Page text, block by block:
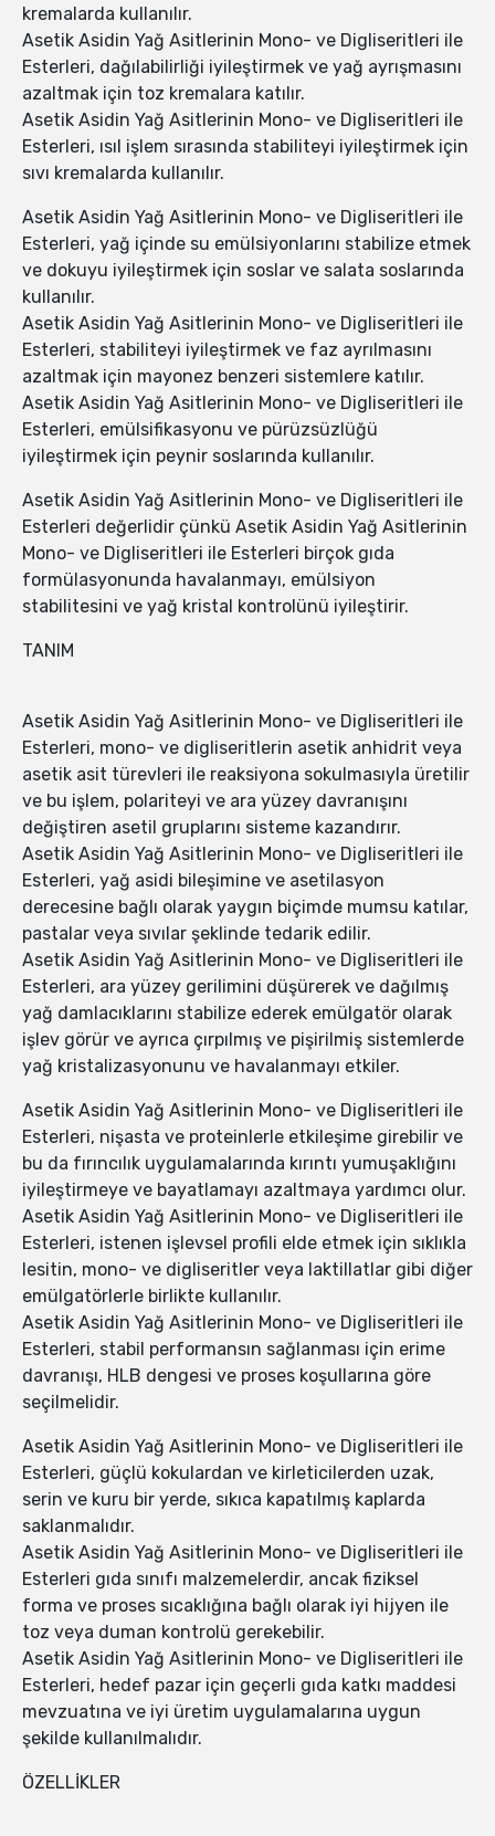
kremalarda kullanılır.
Asetik Asidin Yağ Asitlerinin Mono- ve Digliseritleri ile
Esterleri, dağılabilirliği iyileştirmek ve yağ ayrışmasını
azaltmak için toz kremalara katılır.
Asetik Asidin Yağ Asitlerinin Mono- ve Digliseritleri ile
Esterleri, ısıl işlem sırasında stabiliteyi iyileştirmek için
sıvı kremalarda kullanılır.
Asetik Asidin Yağ Asitlerinin Mono- ve Digliseritleri ile
Esterleri, yağ içinde su emülsiyonlarını stabilize etmek
ve dokuyu iyileştirmek için soslar ve salata soslarında
kullanılır.
Asetik Asidin Yağ Asitlerinin Mono- ve Digliseritleri ile
Esterleri, stabiliteyi iyileştirmek ve faz ayrılmasını
azaltmak için mayonez benzeri sistemlere katılır.
Asetik Asidin Yağ Asitlerinin Mono- ve Digliseritleri ile
Esterleri, emülsifikasyonu ve pürüzsüzlüğü
iyileştirmek için peynir soslarında kullanılır.
Asetik Asidin Yağ Asitlerinin Mono- ve Digliseritleri ile
Esterleri değerlidir çünkü Asetik Asidin Yağ Asitlerinin
Mono- ve Digliseritleri ile Esterleri birçok gıda
formülasyonunda havalanmayı, emülsiyon
stabilitesini ve yağ kristal kontrolünü iyileştirir.
TANIM
Asetik Asidin Yağ Asitlerinin Mono- ve Digliseritleri ile
Esterleri, mono- ve digliseritlerin asetik anhidrit veya
asetik asit türevleri ile reaksiyona sokulmasıyla üretilir
ve bu işlem, polariteyi ve ara yüzey davranışını
değiştiren asetil gruplarını sisteme kazandırır.
Asetik Asidin Yağ Asitlerinin Mono- ve Digliseritleri ile
Esterleri, yağ asidi bileşimine ve asetilasyon
derecesine bağlı olarak yaygın biçimde mumsu katılar,
pastalar veya sıvılar şeklinde tedarik edilir.
Asetik Asidin Yağ Asitlerinin Mono- ve Digliseritleri ile
Esterleri, ara yüzey gerilimini düşürerek ve dağılmış
yağ damlacıklarını stabilize ederek emülgatör olarak
işlev görür ve ayrıca çırpılmış ve pişirilmiş sistemlerde
yağ kristalizasyonunu ve havalanmayı etkiler.
Asetik Asidin Yağ Asitlerinin Mono- ve Digliseritleri ile
Esterleri, nişasta ve proteinlerle etkileşime girebilir ve
bu da fırıncılık uygulamalarında kırıntı yumuşaklığını
iyileştirmeye ve bayatlamayı azaltmaya yardımcı olur.
Asetik Asidin Yağ Asitlerinin Mono- ve Digliseritleri ile
Esterleri, istenen işlevsel profili elde etmek için sıklıkla
lesitin, mono- ve digliseritler veya laktillatlar gibi diğer
emülgatörlerle birlikte kullanılır.
Asetik Asidin Yağ Asitlerinin Mono- ve Digliseritleri ile
Esterleri, stabil performansın sağlanması için erime
davranışı, HLB dengesi ve proses koşullarına göre
seçilmelidir.
Asetik Asidin Yağ Asitlerinin Mono- ve Digliseritleri ile
Esterleri, güçlü kokulardan ve kirleticilerden uzak,
serin ve kuru bir yerde, sıkıca kapatılmış kaplarda
saklanmalıdır.
Asetik Asidin Yağ Asitlerinin Mono- ve Digliseritleri ile
Esterleri gıda sınıfı malzemelerdir, ancak fiziksel
forma ve proses sıcaklığına bağlı olarak iyi hijyen ile
toz veya duman kontrolü gerekebilir.
Asetik Asidin Yağ Asitlerinin Mono- ve Digliseritleri ile
Esterleri, hedef pazar için geçerli gıda katkı maddesi
mevzuatına ve iyi üretim uygulamalarına uygun
şekilde kullanılmalıdır.
ÖZELLİKLER